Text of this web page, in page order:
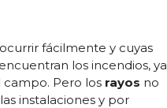
fácilmente y cuyas
los incendios, ya
Pero los rayos no
instalaciones y por